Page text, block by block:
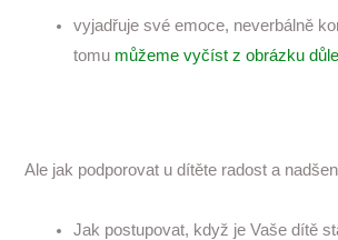
vyjadřuje své emoce, neverbálně
tomu můžeme vyčíst z obrázku
Ale jak podporovat u dítěte radost a
Jak postupovat, když je Vaše dítě